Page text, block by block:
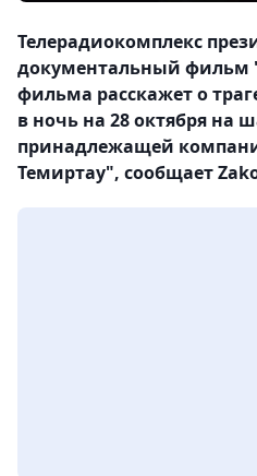
Телерадиокомплекс
документальный фильм
фильма расскажет о
в ночь на 28 октября на
принадлежащей
Темиртау", сообщает